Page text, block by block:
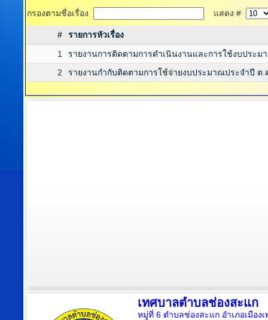
กรองตามชื่อเรื่อง แสดง #
#
รายการหัวเรื่อง
1
รายงานการติดตามการดำเนินงานและการใช้งบประม
2
รายงานกำกับติดตามการใช้จ่ายงบประมาณประจำปี ต.
เทศบาลตำบลช่องสะแก
หมู่ที่ 6 ตำบลช่องสะแก อำเภอเมือง